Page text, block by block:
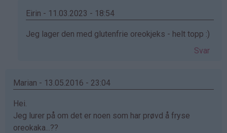
(ikke
Eirin - 11.03.2023 - 18:54
Som
Anonym
bekreftet)
Jeg lager den med glutenfrie oreokjeks - helt topp :)
Svar
Marian - 13.05.2016 - 23:04
Hei.
Jeg lurer på om det er noen som har prøvd å fryse
oreokaka...??